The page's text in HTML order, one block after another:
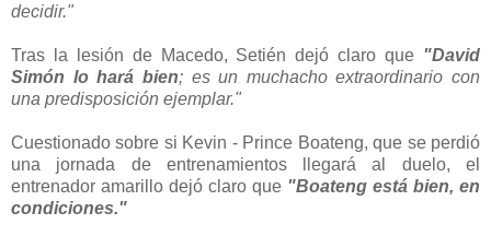
decidir."
Tras la lesión de Macedo, Setién dejó claro que "David
Simón lo hará bien; es un muchacho extraordinario con
una predisposición ejemplar."
Cuestionado sobre si Kevin - Prince Boateng, que se perdió
una jornada de entrenamientos llegará al duelo, el
entrenador amarillo dejó claro que "Boateng está bien, en
condiciones."